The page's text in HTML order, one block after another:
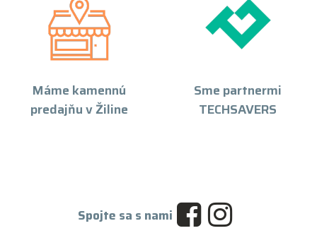
Máme kamennú
predajňu v Žiline
Sme partnermi
TECHSAVERS
Spojte sa s nami